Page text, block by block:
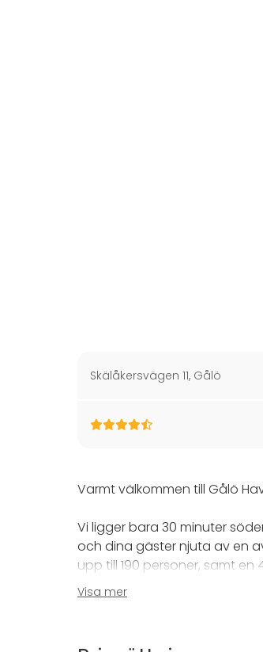
Skälåkersvägen 11, Gålö
Varmt välkommen till Gålö
Vi ligger bara 30 minuter
och dina gäster njuta av en
upp till 190 personer, samt
närvarande med hav, strand
från storslagna bröllop och
Visa mer